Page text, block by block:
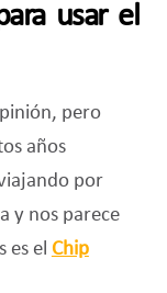
usar el
pero
años
por
y nos parece
es el Chip